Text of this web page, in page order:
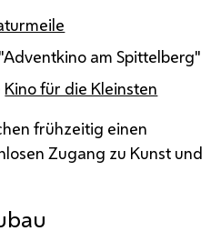
am Spittelberg"
Kino für die Kleinsten
frühzeitig einen
Zugang zu Kunst und